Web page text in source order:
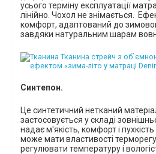
усього терміну експлуатації
лінійно. Чохол не знімається.
комфорт, адаптований до
завдяки натуральним шарам
Синтепон.
Це синтетичний нетканий
застосовується у складі
надає м'якість, комфорт і пухкість
може мати властивості
регулювати температуру і